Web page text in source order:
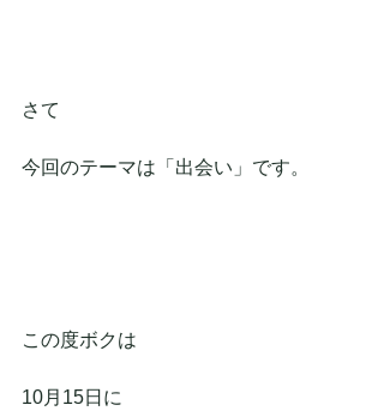
さて
今回のテーマは「出会い」です。
この度ボクは
10月15日に